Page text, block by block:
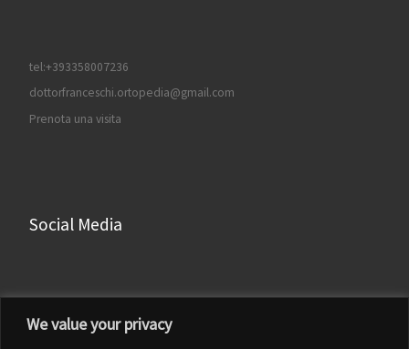
We value your privacy
tel:+393358007236
dottorfranceschi.ortopedia@gmail.com
Prenota una visita
Social Media
Facebook